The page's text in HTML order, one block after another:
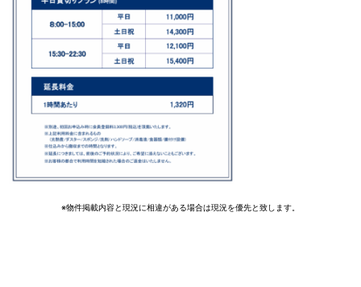
※物件掲載内容と現況に相違がある場合は現況を優先と致します。